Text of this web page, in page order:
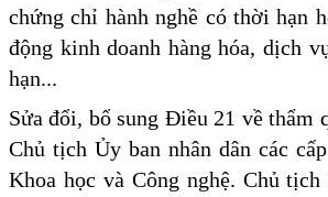
chứng chỉ hành nghề có thời hạn
động kinh doanh hàng hóa, dịch
hạn...
Sửa đổi, bổ sung Điều 21 về thẩm
Chủ tịch Ủy ban nhân dân các
Khoa học và Công nghệ. Chủ tịch